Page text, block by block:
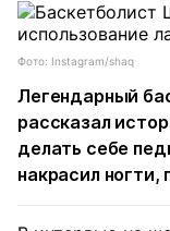
Фото: Instagram/shaq
Легендарный
рассказал
делать себе
накрасил ногти,